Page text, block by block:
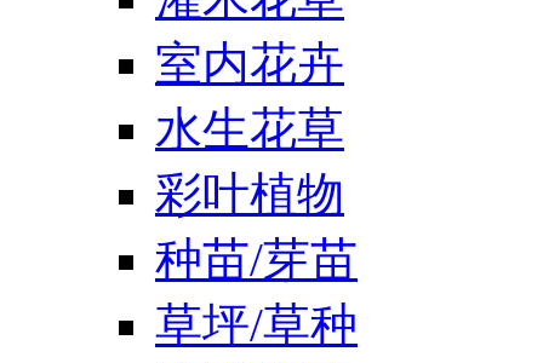
室内花卉
水生花草
彩叶植物
种苗/芽苗
草坪/草种